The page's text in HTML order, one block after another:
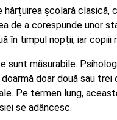
școlară clasică,
de a corespunde unor
în timpul nopții, iar copiii
sunt măsurabile.
doarmă doar două sau
Pe termen lung,
se adâncesc.